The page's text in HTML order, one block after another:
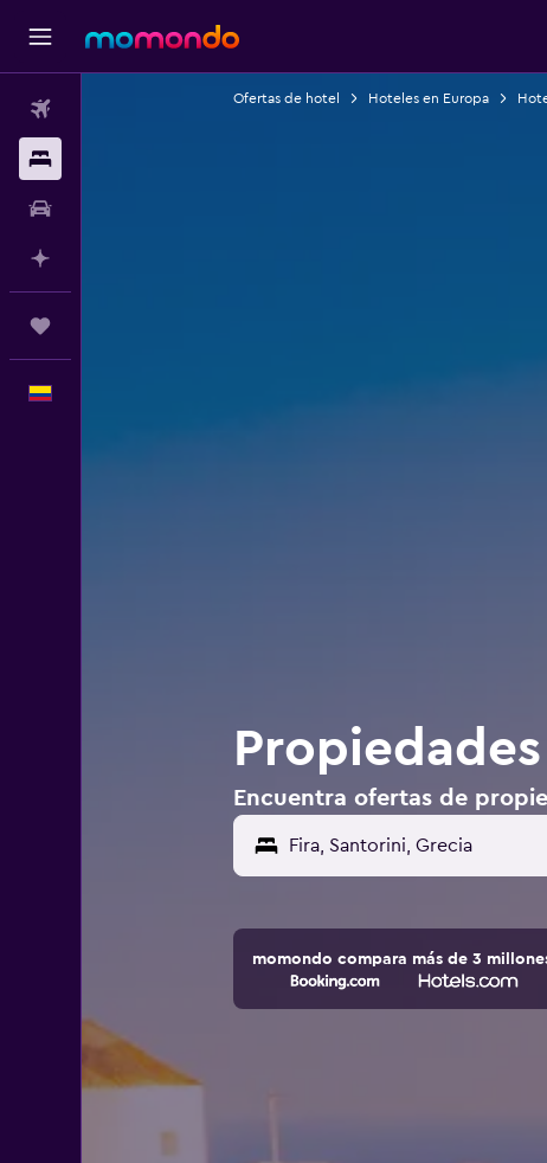
Ofertas de hotel Hoteles en Europa
Encuentra ofertas de
momondo compara más de 3